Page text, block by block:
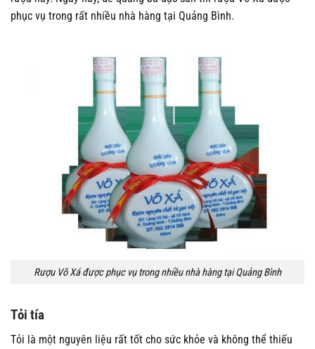
phục vụ trong rất nhiều nhà hàng tại Quảng Bình.
Rượu Võ Xá được phục vụ trong nhiều nhà hàng tại Quảng Bình
Tỏi tía
Tỏi là một nguyên liệu rất tốt cho sức khỏe và không thể thiếu